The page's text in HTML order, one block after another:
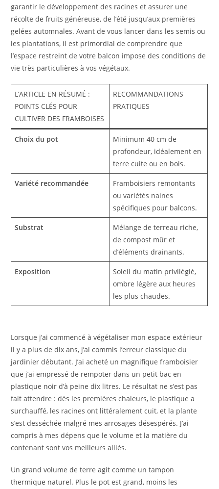
garantir le développement des racines et assurer une
récolte de fruits généreuse, de l’été jusqu’aux premières
gelées automnales. Avant de vous lancer dans les semis ou
les plantations, il est primordial de comprendre que
l’espace restreint de votre balcon impose des conditions de
vie très particulières à vos végétaux.
L’ARTICLE EN RÉSUMÉ :
POINTS CLÉS POUR
CULTIVER DES FRAMBOISES
RECOMMANDATIONS
PRATIQUES
Choix du pot
Minimum 40 cm de
profondeur, idéalement en
terre cuite ou en bois.
Variété recommandée
Framboisiers remontants
ou variétés naines
spécifiques pour balcons.
Substrat
Mélange de terreau riche,
de compost mûr et
d’éléments drainants.
Exposition
Soleil du matin privilégié,
ombre légère aux heures
les plus chaudes.
Lorsque j’ai commencé à végétaliser mon espace extérieur
il y a plus de dix ans, j’ai commis l’erreur classique du
jardinier débutant. J’ai acheté un magnifique framboisier
que j’ai empressé de rempoter dans un petit bac en
plastique noir d’à peine dix litres. Le résultat ne s’est pas
fait attendre : dès les premières chaleurs, le plastique a
surchauffé, les racines ont littéralement cuit, et la plante
s’est desséchée malgré mes arrosages désespérés. J’ai
compris à mes dépens que le volume et la matière du
contenant sont vos meilleurs alliés.
Un grand volume de terre agit comme un tampon
thermique naturel. Plus le pot est grand, moins les